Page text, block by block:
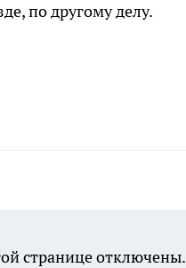
по другому делу.
странице отключены.